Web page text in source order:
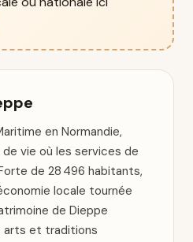
en Normandie,
vie où les services de
de 28 496 habitants,
locale tournée
de Dieppe
arts et traditions